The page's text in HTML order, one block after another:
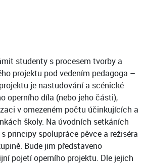
studenty s procesem tvorby a
projektu pod vedením pedagoga –
je nastudování a scénické
operního díla (nebo jeho části),
v omezeném počtu účinkujících a
školy. Na úvodních setkáních
principy spolupráce pěvce a režiséra
Bude jim představeno
pojetí operního projektu. Dle jejich